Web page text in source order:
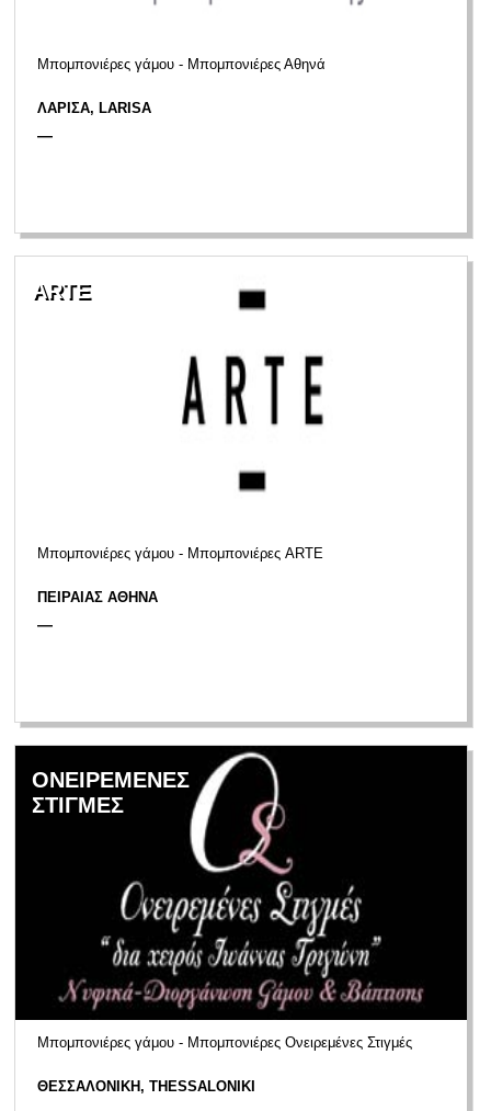
Μπομπονιέρες γάμου - Μπομπονιέρες Αθηνά
ΛΑΡΙΣΑ, LARISA
—
ARTE
Μπομπονιέρες γάμου - Μπομπονιέρες ARTE
ΠΕΙΡΑΙΑΣ ΑΘΗΝΑ
—
ΟΝΕΙΡΕΜΕΝΕΣ
ΣΤΙΓΜΕΣ
Μπομπονιέρες γάμου - Μπομπονιέρες Ονειρεμένες Στιγμές
ΘΕΣΣΑΛΟΝΙΚΗ, THESSALONIKI